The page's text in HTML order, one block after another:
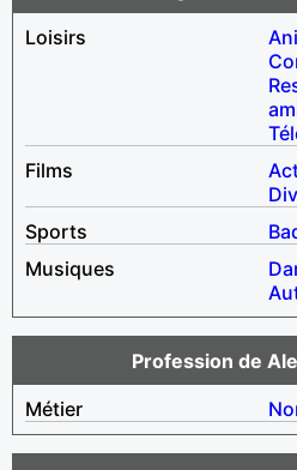
Loisirs
Films
Sports
Musiques
Profession de
Métier